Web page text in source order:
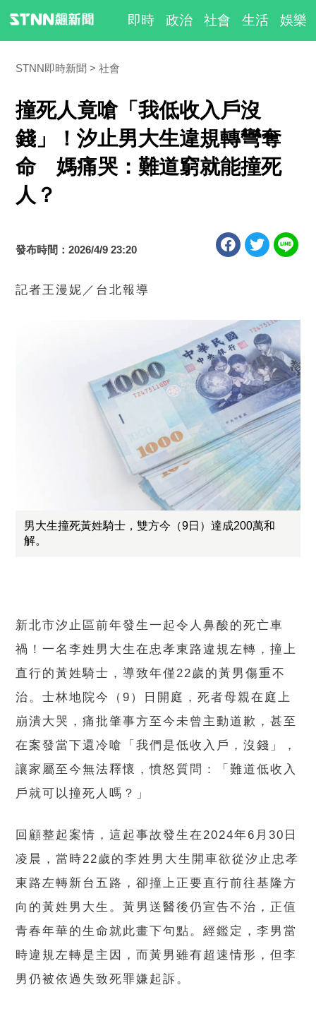
即時 政治 社會 生活 娛樂
STNN即時新聞 社會
撞死人竟嗆「我低收入戶沒
錢」！汐止男大生違規轉彎奪
命 媽痛哭：難道窮就能撞死
人？
發布時間：2026/4/9 23:20
記者王漫妮／台北報導
男大生撞死黃姓騎士，雙方今（9日）達成200萬和
解。
新北市汐止區前年發生一起令人鼻酸的死亡車
禍！一名李姓男大生在忠孝東路違規左轉，撞上
直行的黃姓騎士，導致年僅22歲的黃男傷重不
治。士林地院今（9）日開庭，死者母親在庭上
崩潰大哭，痛批肇事方至今未曾主動道歉，甚至
在案發當下還冷嗆「我們是低收入戶，沒錢」，
讓家屬至今無法釋懷，憤怒質問：「難道低收入
戶就可以撞死人嗎？」
回顧整起案情，這起事故發生在2024年6月30日
凌晨，當時22歲的李姓男大生開車欲從汐止忠孝
東路左轉新台五路，卻撞上正要直行前往基隆方
向的黃姓男大生。黃男送醫後仍宣告不治，正值
青春年華的生命就此畫下句點。經鑑定，李男當
時違規左轉是主因，而黃男雖有超速情形，但李
男仍被依過失致死罪嫌起訴。